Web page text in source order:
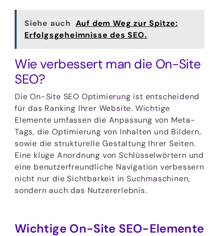
Siehe auch Auf dem Weg zur Spitze:
Erfolgsgeheimnisse des SEO.
Wie verbessert man die On-Site
SEO?
Die On-Site SEO Optimierung ist entscheidend
für das Ranking Ihrer Website. Wichtige
Elemente umfassen die Anpassung von Meta-
Tags, die Optimierung von Inhalten und Bildern,
sowie die strukturelle Gestaltung Ihrer Seiten.
Eine kluge Anordnung von Schlüsselwörtern und
eine benutzerfreundliche Navigation verbessern
nicht nur die Sichtbarkeit in Suchmaschinen,
sondern auch das Nutzererlebnis.
Wichtige On-Site SEO-Elemente